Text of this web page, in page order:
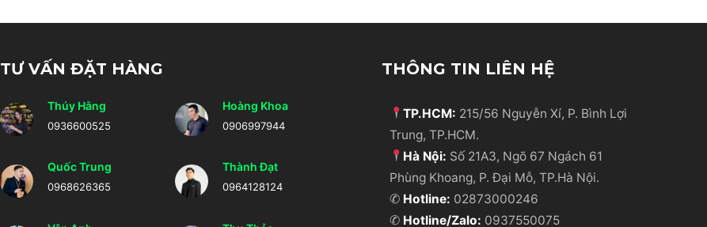
TƯ VẤN ĐẶT HÀNG
Thúy Hằng
0936600525
Hoàng Khoa
0906997944
Quốc Trung
0968626365
Thành Đạt
0964128124
THÔNG TIN LIÊN HỆ
TP.HCM: 215/56 Nguyễn Xí, P. Bình Lợi
Trung, TP.HCM.
Hà Nội: Số 21A3, Ngõ 67 Ngách 61
Phùng Khoang, P. Đại Mỗ, TP.Hà Nội.
✆ Hotline: 02873000246
✆ Hotline/Zalo: 0937550075